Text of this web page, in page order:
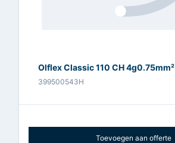
Olflex Classic 110 CH 4g0.75mm²
399500543H
Toevoegen aan offerte